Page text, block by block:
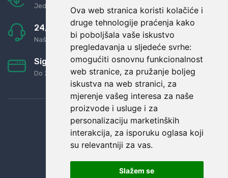
Ova web stranica koristi kolačiće i
druge tehnologije praćenja kako
bi poboljšala vaše iskustvo
pregledavanja u sljedeće svrhe:
omogućiti osnovnu funkcionalnost
web stranice, za pružanje boljeg
iskustva na web stranici, za
mjerenje vašeg interesa za naše
proizvode i usluge i za
personalizaciju marketinških
interakcija, za isporuku oglasa koji
su relevantniji za vas.
Slažem se
Jednostavno pravilo: Roba za novac
24/7 odlična podrška
Naši agenti uvijek na raspolaganju
Sigurno obročno plaćanje
Do 24 rata bez kamata